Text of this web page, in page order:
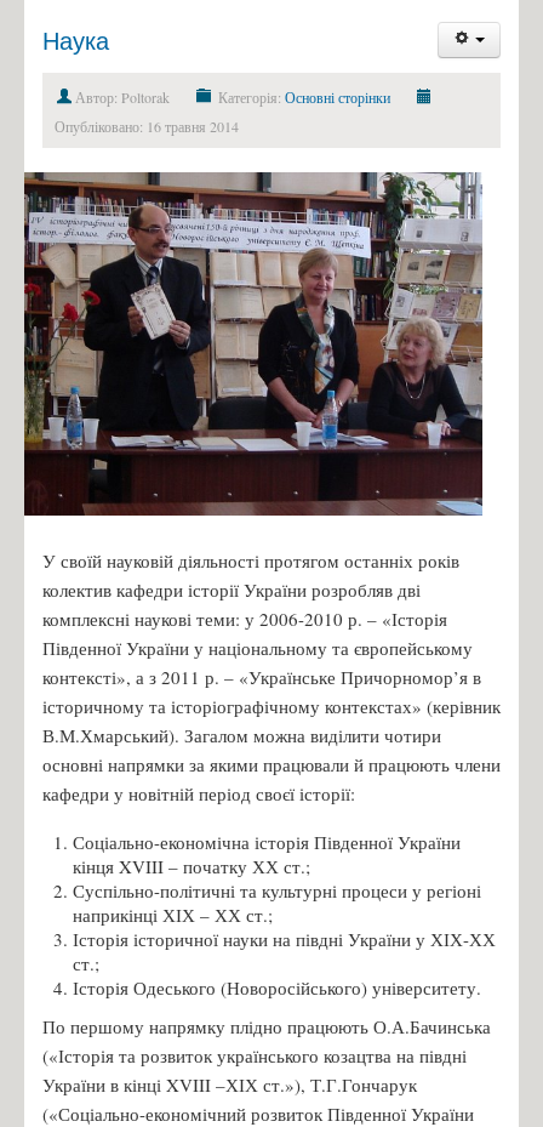
Наука
Автор: Poltorak Категорія: Основні сторінки
Опубліковано: 16 травня 2014
У своїй науковій діяльності протягом останніх років
колектив кафедри історії України розробляв дві
комплексні наукові теми: у 2006-2010 р. – «Історія
Південної України у національному та європейському
контексті», а з 2011 р. – «Українське Причорномор’я в
історичному та історіографічному контекстах» (керівник
В.М.Хмарський). Загалом можна виділити чотири
основні напрямки за якими працювали й працюють члени
кафедри у новітній період своєї історії:
Соціально-економічна історія Південної України
кінця XVIII – початку ХХ ст.;
Суспільно-політичні та культурні процеси у регіоні
наприкінці ХІХ – ХХ ст.;
Історія історичної науки на півдні України у ХІХ-ХХ
ст.;
Історія Одеського (Новоросійського) університету.
По першому напрямку плідно працюють О.А.Бачинська
(«Історія та розвиток українського козацтва на півдні
України в кінці XVIII –ХІХ ст.»), Т.Г.Гончарук
(«Соціально-економічний розвиток Південної України